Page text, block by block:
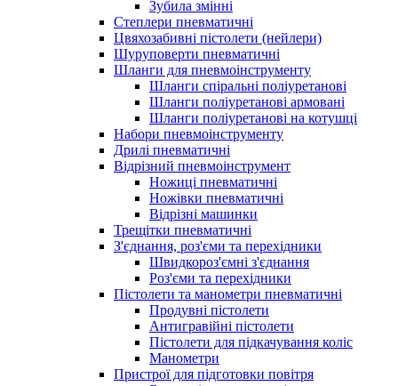
Зубила змінні
Степлери пневматичні
Цвяхозабивні пістолети (нейлери)
Шуруповерти пневматичні
Шланги для пневмоінструменту
Шланги спіральні поліуретанові
Шланги поліуретанові армовані
Шланги поліуретанові на котушці
Набори пневмоінструменту
Дрилі пневматичні
Відрізний пневмоінструмент
Ножиці пневматичні
Ножівки пневматичні
Відрізні машинки
Трещітки пневматичні
З'єднання, роз'єми та перехідники
Швидкороз'ємні з'єднання
Роз'єми та перехідники
Пістолети та манометри пневматичні
Продувні пістолети
Антигравійні пістолети
Пістолети для підкачування коліс
Манометри
Пристрої для підготовки повітря